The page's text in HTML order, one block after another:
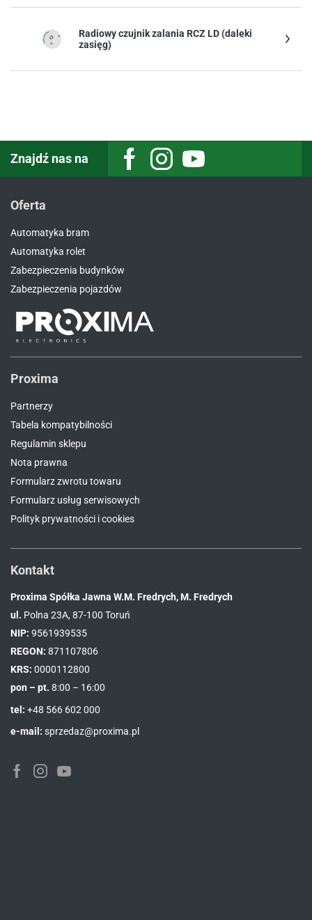
Radiowy czujnik zalania RCZ LD (daleki
zasięg)
Znajdź nas na FacebookInstagramYoutube
Oferta
Automatyka bram
Automatyka rolet
Zabezpieczenia budynków
Zabezpieczenia pojazdów
Proxima
Partnerzy
Tabela kompatybilności
Regulamin sklepu
Nota prawna
Formularz zwrotu towaru
Formularz usług serwisowych
Polityk prywatności i cookies
Kontakt
Proxima Spółka Jawna W.M. Fredrych, M. Fredrych
ul. Polna 23A, 87-100 Toruń
NIP: 9561939535
REGON: 871107806
KRS: 0000112800
pon – pt. 8:00 – 16:00
tel: +48 566 602 000
e-mail: sprzedaz@proxima.pl
FacebookInstagramYoutube